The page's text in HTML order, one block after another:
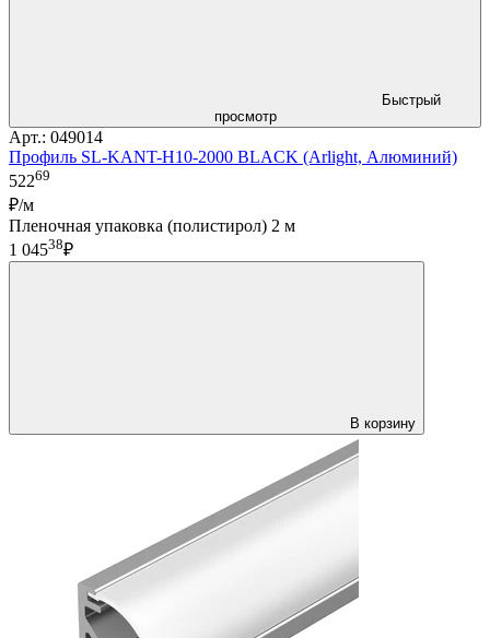
Быстрый
просмотр
Арт.: 049014
Профиль SL-KANT-H10-2000 BLACK (Arlight, Алюминий)
52269
₽/м
Пленочная упаковка (полистирол) 2 м
1 04538₽
В корзину